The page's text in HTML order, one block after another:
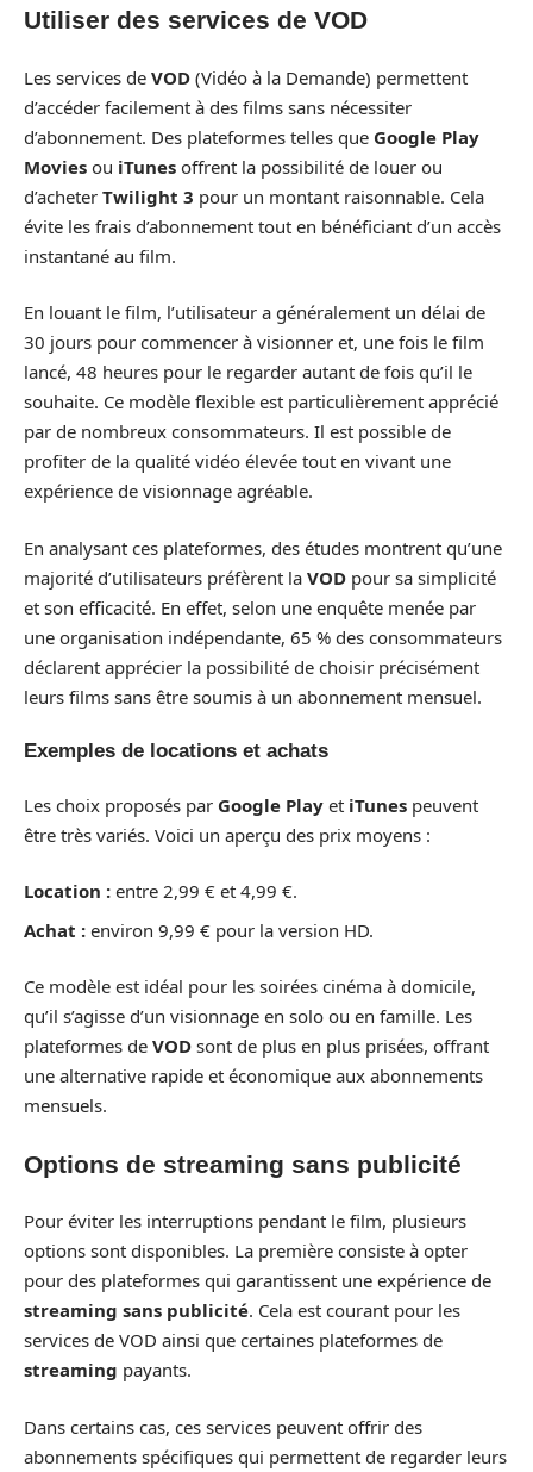
Utiliser des services de VOD
Les services de VOD (Vidéo à la Demande) permettent
d’accéder facilement à des films sans nécessiter
d’abonnement. Des plateformes telles que Google Play
Movies ou iTunes offrent la possibilité de louer ou
d’acheter Twilight 3 pour un montant raisonnable. Cela
évite les frais d’abonnement tout en bénéficiant d’un accès
instantané au film.
En louant le film, l’utilisateur a généralement un délai de
30 jours pour commencer à visionner et, une fois le film
lancé, 48 heures pour le regarder autant de fois qu’il le
souhaite. Ce modèle flexible est particulièrement apprécié
par de nombreux consommateurs. Il est possible de
profiter de la qualité vidéo élevée tout en vivant une
expérience de visionnage agréable.
En analysant ces plateformes, des études montrent qu’une
majorité d’utilisateurs préfèrent la VOD pour sa simplicité
et son efficacité. En effet, selon une enquête menée par
une organisation indépendante, 65 % des consommateurs
déclarent apprécier la possibilité de choisir précisément
leurs films sans être soumis à un abonnement mensuel.
Exemples de locations et achats
Les choix proposés par Google Play et iTunes peuvent
être très variés. Voici un aperçu des prix moyens :
Location : entre 2,99 € et 4,99 €.
Achat : environ 9,99 € pour la version HD.
Ce modèle est idéal pour les soirées cinéma à domicile,
qu’il s’agisse d’un visionnage en solo ou en famille. Les
plateformes de VOD sont de plus en plus prisées, offrant
une alternative rapide et économique aux abonnements
mensuels.
Options de streaming sans publicité
Pour éviter les interruptions pendant le film, plusieurs
options sont disponibles. La première consiste à opter
pour des plateformes qui garantissent une expérience de
streaming sans publicité. Cela est courant pour les
services de VOD ainsi que certaines plateformes de
streaming payants.
Dans certains cas, ces services peuvent offrir des
abonnements spécifiques qui permettent de regarder leurs